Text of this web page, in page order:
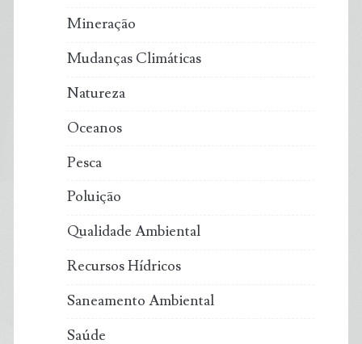
Mineração
Mudanças Climáticas
Natureza
Oceanos
Pesca
Poluição
Qualidade Ambiental
Recursos Hídricos
Saneamento Ambiental
Saúde